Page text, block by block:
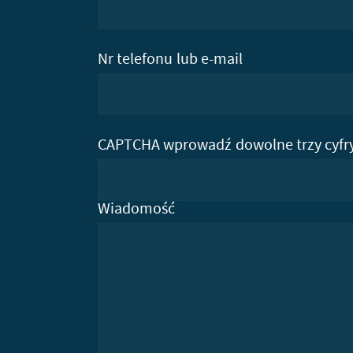
Nr telefonu lub e-mail
CAPTCHA wprowadź dowolne trzy
Wiadomość